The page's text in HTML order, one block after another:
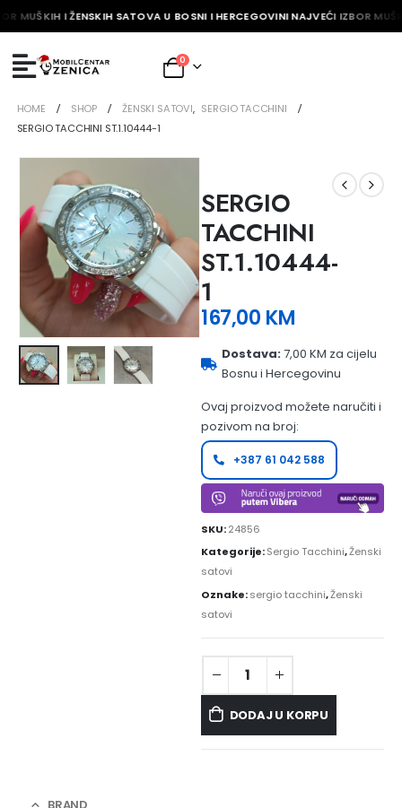
MUŠKIH I ŽENSKIH SATOVA U BOSNI I HERCEGOVINI NAJVEĆI IZBOR
0
HOME SHOP ŽENSKI SATOVI, SERGIO TACCHINI
SERGIO TACCHINI ST.1.10444-1
SERGIO
TACCHINI
ST.1.10444-
1
167,00 KM
Dostava:7,00 KM za cijelu
Bosnu i Hercegovinu
Ovaj proizvod možete naručiti i
pozivom na broj:
+387 61 042 588
SKU:24856
Kategorije:Sergio Tacchini,Ženski
satovi
Oznake:sergio tacchini,Ženski
satovi
DODAJ U KORPU